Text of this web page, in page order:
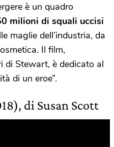
è un quadro
milioni di squali uccisi
maglie dell’industria, da
Il film,
di Stewart, è dedicato al
di un eroe”.
di Susan Scott